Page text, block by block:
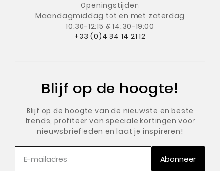
Openingstijden
Maandagmiddag tot en met zaterdag
10:30-12:15 & 14:30-19:00
+33 (0)4 84 14 21 12
Blijf op de hoogte!
Blijf op de hoogte van de nieuwste en beste
trends, profiteer van speciale kortingen voor
nieuwsbriefleden en laat je inspireren!
Abonneer